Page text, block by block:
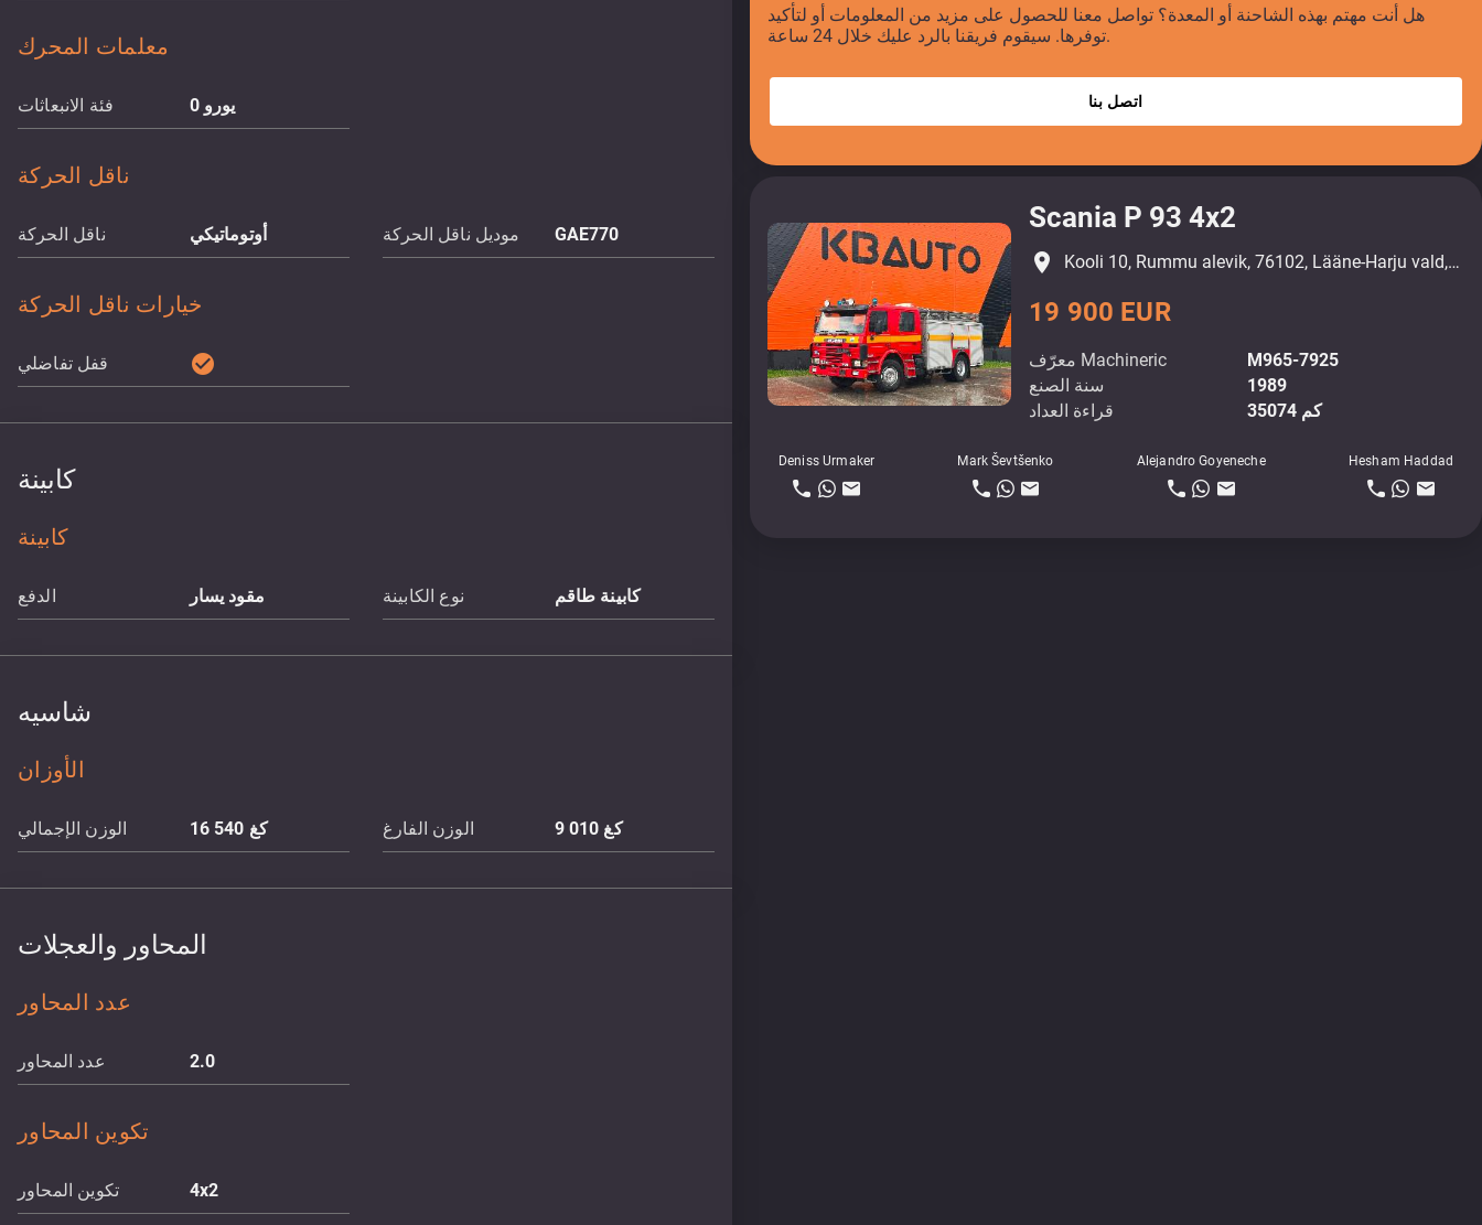
معلمات المحرك
فئة الانبعاثات يورو 0
ناقل الحركة
ناقل الحركة أوتوماتيكي موديل ناقل الحركة GAE770
خيارات ناقل الحركة
قفل تفاضلي check_circle
كابينة
كابينة
الدفع مقود يسار نوع الكابينة كابينة طاقم
شاسيه
الأوزان
الوزن الإجمالي 16 540 كغ الوزن الفارغ 9 010 كغ
المحاور والعجلات
عدد المحاور
عدد المحاور 2.0
تكوين المحاور
تكوين المحاور 4x2
هل أنت مهتم بهذه الشاحنة أو المعدة؟ تواصل معنا للحصول على مزيد من المعلومات أو لتأكيد
توفرها. سيقوم فريقنا بالرد عليك خلال 24 ساعة.
اتصل بنا
Scania P 93 4x2
معرّف Machineric
M965-7925
سنة الصنع
1989
قراءة العداد
35074 كم
Deniss Urmaker Mark Ševtšenko Alejandro Goyeneche Hesham Haddad
19 900 EUR
place Kooli 10, Rummu alevik, 76102, Lääne-Harju vald, Harjumaa